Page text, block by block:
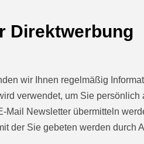
Direktwerbung
wir Ihnen regelmäßig
verwendet, um Sie
Newsletter übermitteln
der Sie gebeten werden